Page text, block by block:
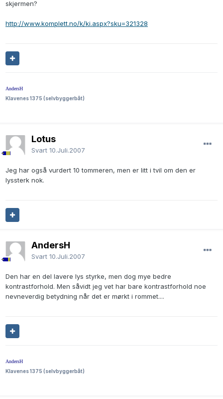
skjermen?
http://www.komplett.no/k/ki.aspx?sku=321328
AndersH
Klavenes 1375 (selvbyggerbåt)
Lotus
Svart 10.Juli.2007
Jeg har også vurdert 10 tommeren, men er litt i tvil om den er
lyssterk nok.
AndersH
Svart 10.Juli.2007
Den har en del lavere lys styrke, men dog mye bedre
kontrastforhold. Men såvidt jeg vet har bare kontrastforhold noe
nevneverdig betydning når det er mørkt i rommet....
AndersH
Klavenes 1375 (selvbyggerbåt)